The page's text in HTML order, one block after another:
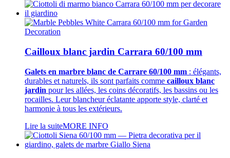
Cailloux blanc jardin Carrara 60/100 mm
Galets en marbre blanc de Carrare 60/100 mm : élégants,
durables et naturels, ils sont parfaits comme cailloux blanc
jardin pour les allées, les coins décoratifs, les bassins ou les
rocailles. Leur blancheur éclatante apporte style, clarté et
harmonie à tous les extérieurs.
Lire la suiteMORE INFO